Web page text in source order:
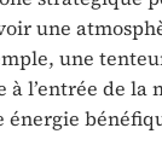
une
une
à l’entrée de la